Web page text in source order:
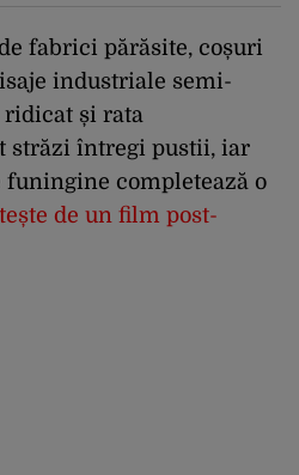
fabrici părăsite, coșuri
industriale semi-
ridicat și rata
străzi întregi pustii, iar
completează o
de un film post-